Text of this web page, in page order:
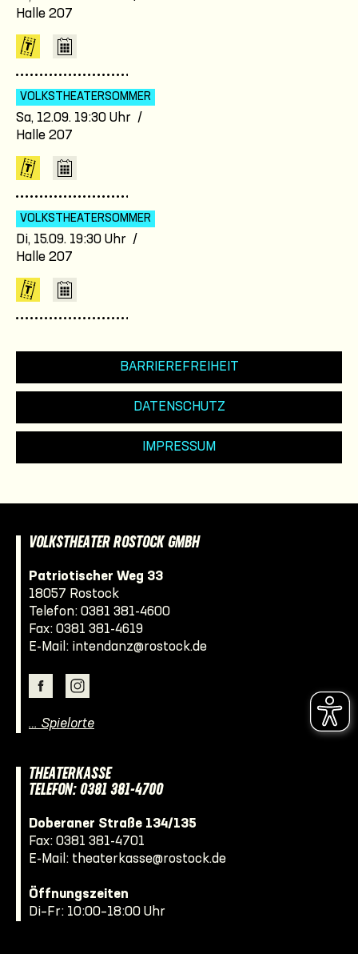
Halle 207
VOLKSTHEATER­SOMMER
Sa, 12.09. 19:30 Uhr /
Halle 207
VOLKSTHEATER­SOMMER
Di, 15.09. 19:30 Uhr /
Halle 207
BARRIEREFREIHEIT
DATENSCHUTZ
IMPRESSUM
VOLKSTHEATER ROSTOCK GMBH
Patriotischer Weg 33
18057 Rostock
Telefon: 0381 381-4600
Fax: 0381 381-4619
E-Mail: intendanz@rostock.de
… Spielorte
THEATERKASSE
TELEFON: 0381 381-4700
Doberaner Straße 134/135
Fax: 0381 381-4701
E-Mail: theaterkasse@rostock.de
Öffnungszeiten
Di–Fr: 10:00–18:00 Uhr